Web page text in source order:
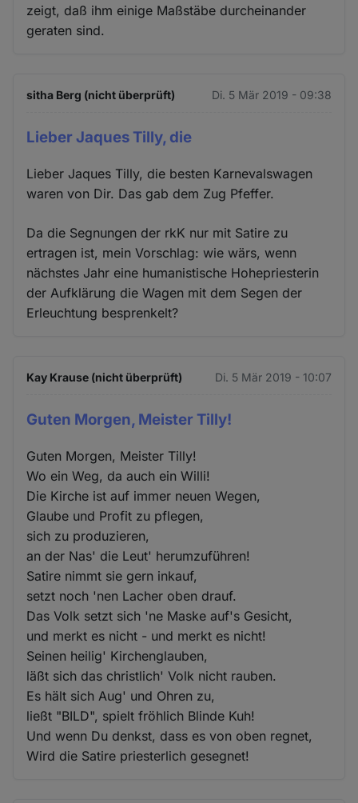
zeigt, daß ihm einige Maßstäbe durcheinander
geraten sind.
sitha Berg (nicht überprüft) Di. 5 Mär 2019 - 09:38
Lieber Jaques Tilly, die
Lieber Jaques Tilly, die besten Karnevalswagen
waren von Dir. Das gab dem Zug Pfeffer.
Da die Segnungen der rkK nur mit Satire zu
ertragen ist, mein Vorschlag: wie wärs, wenn
nächstes Jahr eine humanistische Hohepriesterin
der Aufklärung die Wagen mit dem Segen der
Erleuchtung besprenkelt?
Kay Krause (nicht überprüft) Di. 5 Mär 2019 - 10:07
Guten Morgen, Meister Tilly!
Guten Morgen, Meister Tilly!
Wo ein Weg, da auch ein Willi!
Die Kirche ist auf immer neuen Wegen,
Glaube und Profit zu pflegen,
sich zu produzieren,
an der Nas' die Leut' herumzuführen!
Satire nimmt sie gern inkauf,
setzt noch 'nen Lacher oben drauf.
Das Volk setzt sich 'ne Maske auf's Gesicht,
und merkt es nicht - und merkt es nicht!
Seinen heilig' Kirchenglauben,
läßt sich das christlich' Volk nicht rauben.
Es hält sich Aug' und Ohren zu,
ließt "BILD", spielt fröhlich Blinde Kuh!
Und wenn Du denkst, dass es von oben regnet,
Wird die Satire priesterlich gesegnet!